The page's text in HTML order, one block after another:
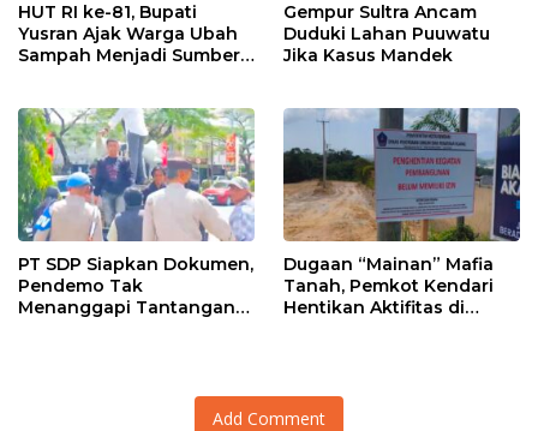
HUT RI ke-81, Bupati
Yusran Ajak Warga Ubah
Sampah Menjadi Sumber
Gempur Sultra Ancam
Duduki Lahan Puuwatu
Jika Kasus Mandek
PT SDP Siapkan Dokumen,
Pendemo Tak
Menanggapi Tantangan
Dugaan “Mainan” Mafia
Tanah, Pemkot Kendari
Hentikan Aktifitas di
Add Comment